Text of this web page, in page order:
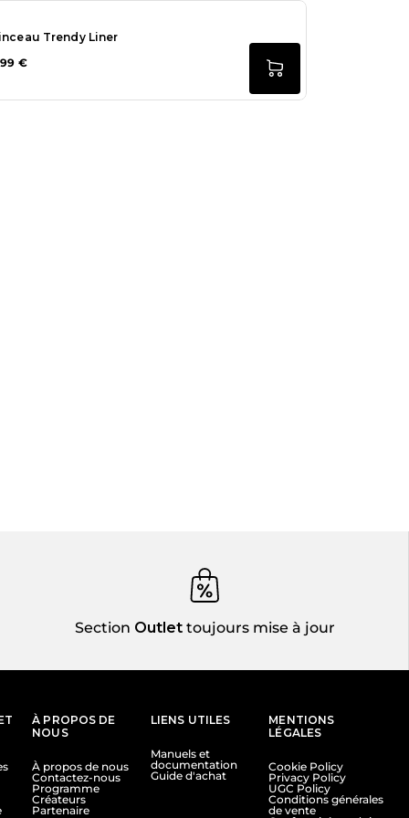
Trendy Liner
€
Section Outlettoujours mise à jour
À PROPOS DE
NOUS
À propos de nous
Contactez-nous
Programme
Créateurs
Partenaire
LIENS UTILES
Manuels et
documentation
Guide d'achat
MENTIONS
LÉGALES
Cookie Policy
Privacy Policy
UGC Policy
Conditions générales
de vente